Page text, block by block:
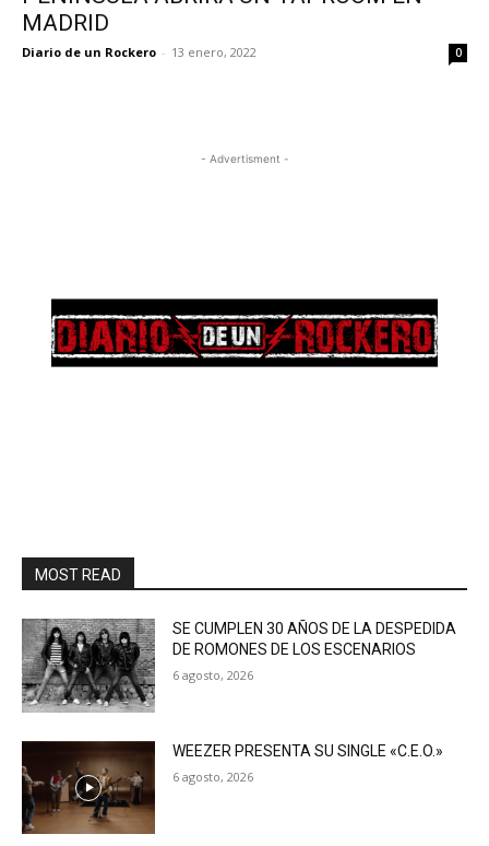
MADRID
Diario de un Rockero - 13 enero, 2022 0
- Advertisment -
MOST READ
SE CUMPLEN 30 AÑOS DE LA DESPEDIDA
DE ROMONES DE LOS ESCENARIOS
6 agosto, 2026
WEEZER PRESENTA SU SINGLE «C.E.O.»
6 agosto, 2026